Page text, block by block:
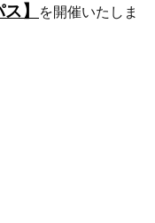
】
を開催いたしま